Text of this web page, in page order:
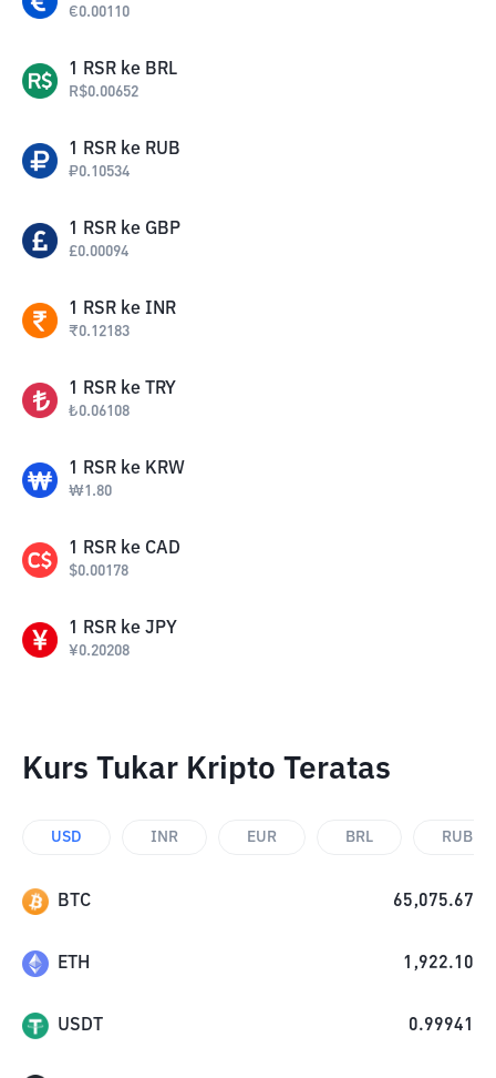
€0.00110
1 RSR ke BRL
R$0.00652
1 RSR ke RUB
₽0.10534
1 RSR ke GBP
£0.00094
1 RSR ke INR
₹0.12183
1 RSR ke TRY
₺0.06108
1 RSR ke KRW
₩1.80
1 RSR ke CAD
$0.00178
1 RSR ke JPY
¥0.20208
Kurs Tukar Kripto Teratas
USD INR EUR BRL RUB
BTC 65,075.67
ETH 1,922.10
USDT 0.99941